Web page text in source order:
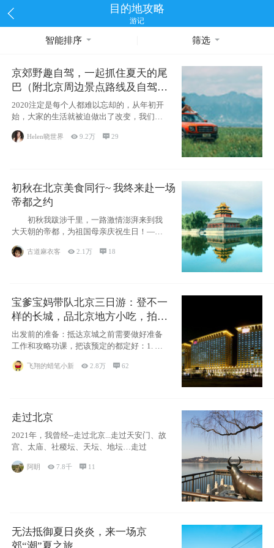
目的地攻略
游记
智能排序 筛选
京郊野趣自驾，一起抓住夏天的尾
巴（附北京周边景点路线及自驾攻
略）
2020注定是每个人都难以忘却的，从年初开
始，大家的生活就被迫做出了改变，我们也
不例外。本来双双辞职是为
Helen晓世界 9.2万 29
初秋在北京美食同行~ 我终来赴一场
帝都之约
初秋我跋涉千里，一路激情澎湃来到我
大天朝的帝都，为祖国母亲庆祝生日！——
古道麻衣客 2.1万  18
宝爹宝妈带队北京三日游：登不一
样的长城，品北京地方小吃，拍盘
古七星夜景！
出发前的准备：抵达京城之前需要做好准备
工作和攻略功课，把该预定的都定好：1. 酒
飞翔的蜡笔小新 2.8万 62
走过北京
2021年，我曾经--走过北京...走过天安门、故
宫、太庙、社稷坛、天坛、地坛…走过
阿眀 7.8千  11
无法抵御夏日炎炎，来一场京